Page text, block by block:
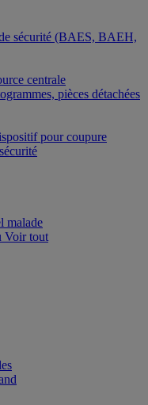
sécurité (BAES, BAEH,
centrale
pièces détachées
pour coupure
malade
Voir tout